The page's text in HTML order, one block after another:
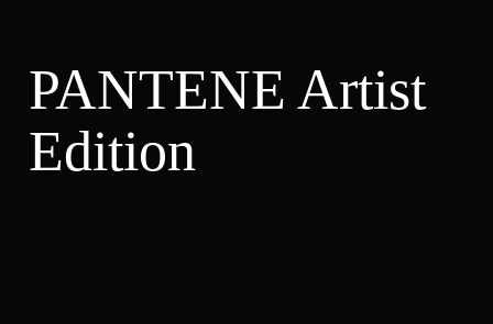
PANTENE Artist
Edition